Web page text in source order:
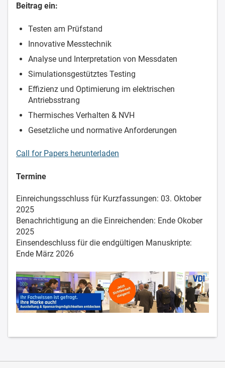
Beitrag ein:
Testen am Prüfstand
Innovative Messtechnik
Analyse und Interpretation von Messdaten
Simulationsgestütztes Testing
Effizienz und Optimierung im elektrischen
Antriebsstrang
Thermisches Verhalten & NVH
Gesetzliche und normative Anforderungen
Call for Papers herunterladen
Termine
Einreichungsschluss für Kurzfassungen: 03. Oktober
2025
Benachrichtigung an die Einreichenden: Ende Okober
2025
Einsendeschluss für die endgültigen Manuskripte:
Ende März 2026